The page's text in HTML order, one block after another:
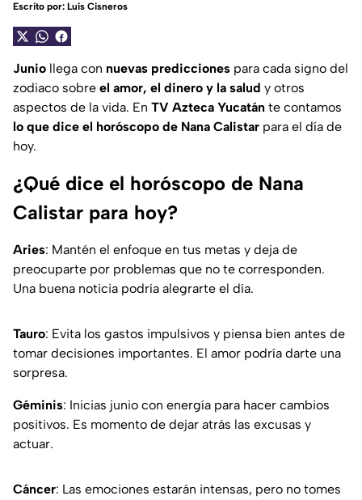
Escrito por: Luis Cisneros
Junio llega con nuevas predicciones para cada signo del
zodiaco sobre el amor, el dinero y la salud y otros
aspectos de la vida. En TV Azteca Yucatán te contamos
lo que dice el horóscopo de Nana Calistar para el día de
hoy.
¿Qué dice el horóscopo de Nana
Calistar para hoy?
Aries: Mantén el enfoque en tus metas y deja de
preocuparte por problemas que no te corresponden.
Una buena noticia podría alegrarte el día.
Tauro: Evita los gastos impulsivos y piensa bien antes de
tomar decisiones importantes. El amor podría darte una
sorpresa.
Géminis: Inicias junio con energía para hacer cambios
positivos. Es momento de dejar atrás las excusas y
actuar.
Cáncer: Las emociones estarán intensas, pero no tomes